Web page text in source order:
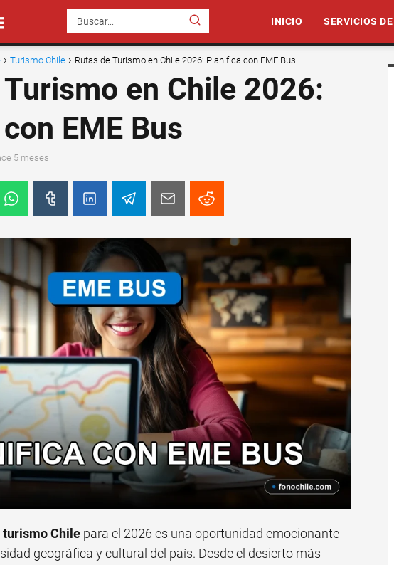
INICIO SERVICIOS
Turismo Chile Rutas de Turismo en Chile 2026: Planifica con EME Bus
en Chile 2026:
EME Bus
5 meses
turismo Chile para el 2026 es una oportunidad emocionante
geográfica y cultural del país. Desde el desierto más